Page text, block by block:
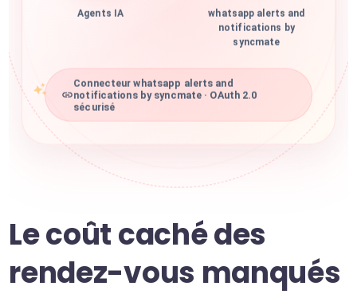
Agents IA
whatsapp alerts and
notifications by
syncmate
Connecteur whatsapp alerts and
notifications by syncmate · OAuth 2.0
sécurisé
Le coût caché des
rendez-vous manqués